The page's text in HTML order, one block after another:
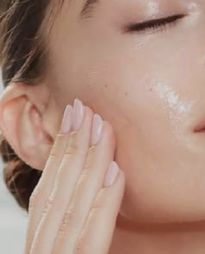
Image credits: social media